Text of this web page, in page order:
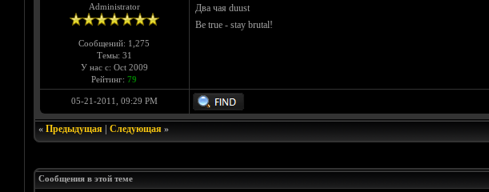
Administrator
Сообщений: 1,275
Темы: 31
У нас с: Oct 2009
Рейтинг: 79
Два чая duust
Be true - stay brutal!
05-21-2011, 09:29 PM
« Предыдущая| Следующая»
Сообщения в этой теме